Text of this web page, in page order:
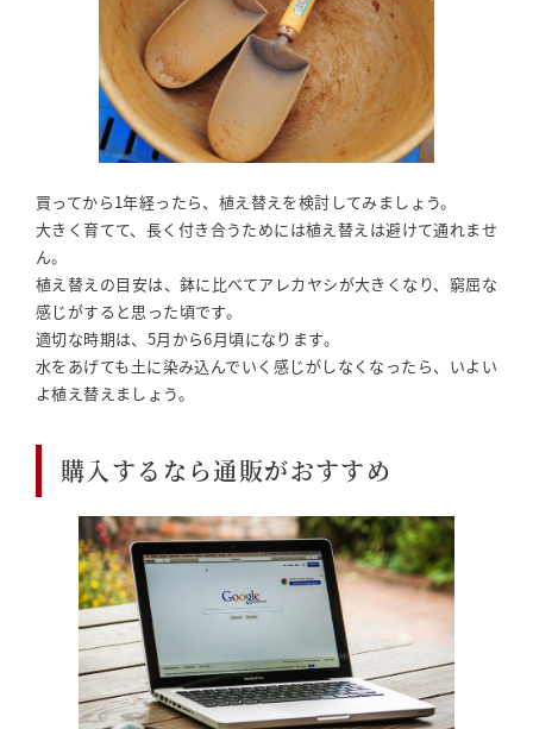
買ってから1年経ったら、植え替えを検討してみましょう。
大きく育てて、長く付き合うためには植え替えは避けて通れませ
ん。
植え替えの目安は、鉢に比べてアレカヤシが大きくなり、窮屈な
感じがすると思った頃です。
適切な時期は、5月から6月頃になります。
水をあげても土に染み込んでいく感じがしなくなったら、いよい
よ植え替えましょう。
購入するなら通販がおすすめ